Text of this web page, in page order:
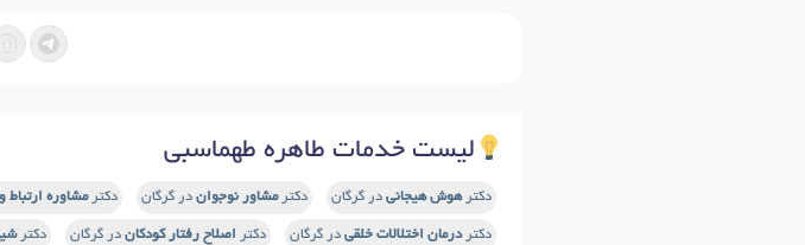
لیست خدمات طاهره طهماسبی
دکترهوش هیجانی در گرگان دکترمشاور نوجوان در گرگان دکترمشاوره ارتباط
دکتردرمان اختلالات خلقی در گرگان دکتر اصلاح رفتار کودکان در گرگان دکتر